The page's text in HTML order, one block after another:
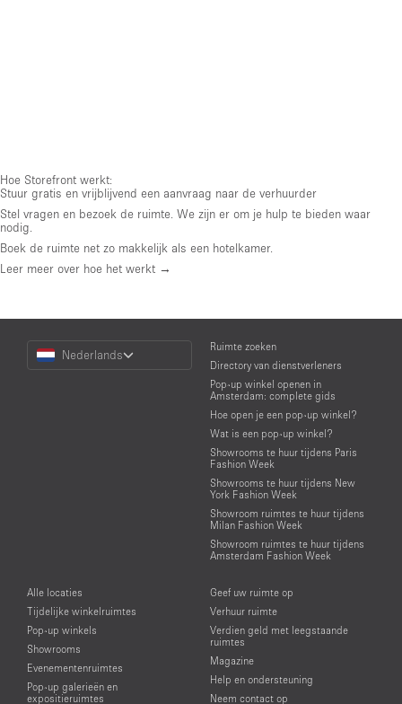
Hoe Storefront werkt:
Stuur gratis en vrijblijvend een aanvraag naar de verhuurder
Stel vragen en bezoek de ruimte. We zijn er om je hulp te bieden waar
nodig.
Boek de ruimte net zo makkelijk als een hotelkamer.
Leer meer over hoe het werkt →
Choose
Language
Nederlands
Ruimte zoeken
Directory van dienstverleners
Pop-up winkel openen in
Amsterdam: complete gids
Hoe open je een pop-up winkel?
Wat is een pop-up winkel?
Showrooms te huur tijdens Paris
Fashion Week
Showrooms te huur tijdens New
York Fashion Week
Showroom ruimtes te huur tijdens
Milan Fashion Week
Showroom ruimtes te huur tijdens
Amsterdam Fashion Week
Alle locaties
Tijdelijke winkelruimtes
Pop-up winkels
Showrooms
Evenementenruimtes
Pop-up galerieën en
expositieruimtes
Geef uw ruimte op
Verhuur ruimte
Verdien geld met leegstaande
ruimtes
Magazine
Help en ondersteuning
Neem contact op